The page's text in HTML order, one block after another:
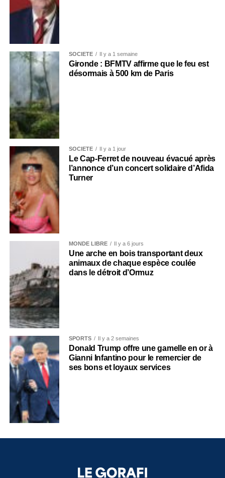
SOCIÉTÉ Il y a 1 semaine
Gironde : BFMTV affirme que le feu est
désormais à 500 km de Paris
SOCIÉTÉ Il y a 1 jour
Le Cap-Ferret de nouveau évacué après
l’annonce d’un concert solidaire d’Afida
Turner
MONDE LIBRE Il y a 6 jours
Une arche en bois transportant deux
animaux de chaque espèce coulée
dans le détroit d’Ormuz
SPORTS Il y a 2 semaines
Donald Trump offre une gamelle en or à
Gianni Infantino pour le remercier de
ses bons et loyaux services